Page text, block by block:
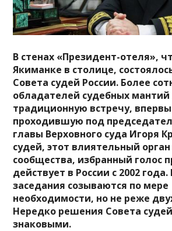
В стенах «Президент-отеля»,
Якиманке в столице,
Совета судей России. Более
обладателей судебных мантий
традиционную встречу,
проходившую под
главы Верховного суда Игоря
судей, этот влиятельный орган
сообщества, избранный голос
действует в России с 2002
заседания созываются по мере
необходимости, но не реже
Нередко решения Совета
знаковыми.